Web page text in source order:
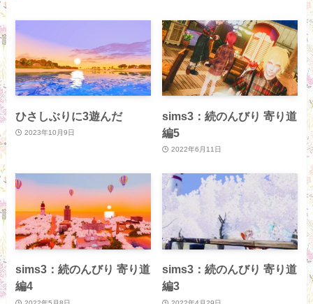
ひさしぶりに3遊んだ
2023年10月9日
sims3：続のんびり 寄り道
編5
2022年6月11日
sims3：続のんびり 寄り道
編4
sims3：続のんびり 寄り道
編3